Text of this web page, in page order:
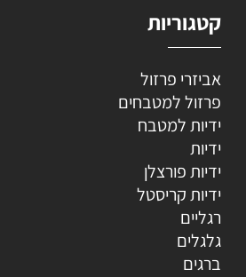
קטגוריות
אביזרי פרזול
פרזול למטבחים
ידיות למטבח
ידיות
ידיות פורצלן
ידיות קריסטל
רגליים
גלגלים
ברגים